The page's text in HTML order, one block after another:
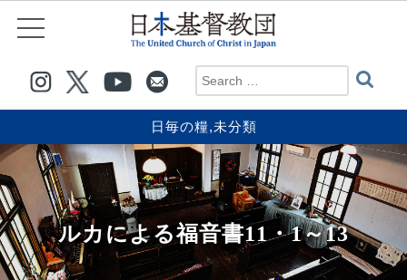
日毎の糧,未分類
ルカによる福音書11・1～13